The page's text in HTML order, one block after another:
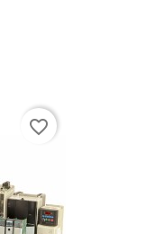
favorite_border